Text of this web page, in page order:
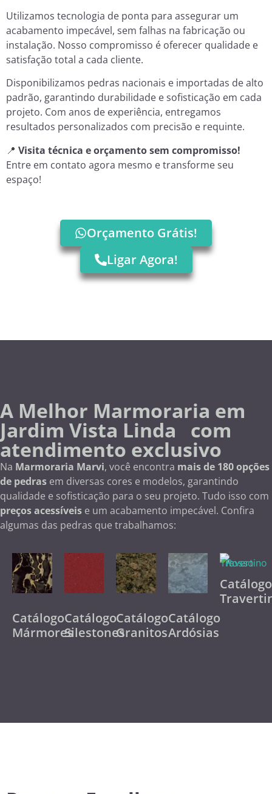
Utilizamos tecnologia de ponta para assegurar um
acabamento impecável, sem falhas na fabricação ou
instalação. Nosso compromisso é oferecer qualidade e
satisfação total a cada cliente.
Disponibilizamos pedras nacionais e importadas de alto
padrão, garantindo durabilidade e sofisticação em cada
projeto. Com anos de experiência, entregamos
resultados personalizados com precisão e requinte.
📍 Visita técnica e orçamento sem compromisso!
Entre em contato agora mesmo e transforme seu
espaço!
Orçamento Grátis!
Ligar Agora!
A Melhor Marmoraria em
Jardim Vista Linda com
atendimento exclusivo
Na Marmoraria Marvi, você encontra mais de 180 opções
de pedras em diversas cores e modelos, garantindo
qualidade e sofisticação para o seu projeto. Tudo isso com
preços acessíveis e um acabamento impecável. Confira
algumas das pedras que trabalhamos:
Catálogo
Mármores
Catálogo
Silestones
Catálogo
Granitos
Catálogo
Ardósias
Catálogo